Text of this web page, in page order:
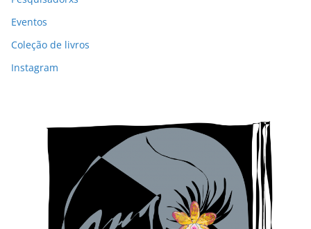
Eventos
Coleção de livros
Instagram